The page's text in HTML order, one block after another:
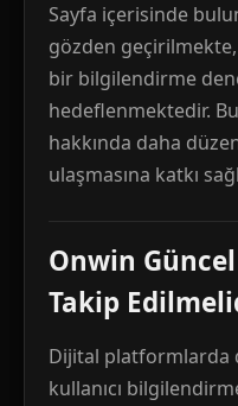
Sayfa içerisinde
gözden geçirilmekte,
bir bilgilendirme
hedeflenmektedir. Bu
hakkında daha
ulaşmasına katkı
Onwin
Takip
Dijital platformlarda
kullanıcı